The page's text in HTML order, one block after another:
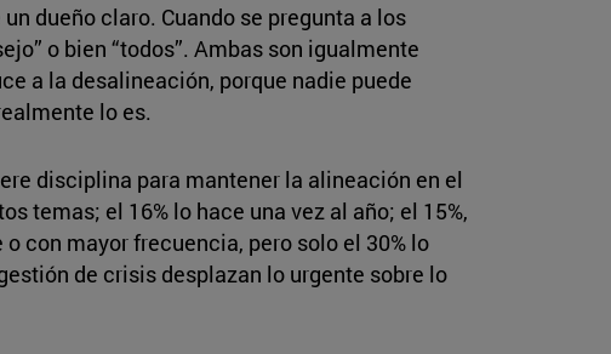
dueño claro. Cuando se pregunta a los
o bien “todos”. Ambas son igualmente
a la desalineación, porque nadie puede
lo es.
disciplina para mantener la alineación en el
temas; el 16% lo hace una vez al año; el 15%,
con mayor frecuencia, pero solo el 30% lo
de crisis desplazan lo urgente sobre lo